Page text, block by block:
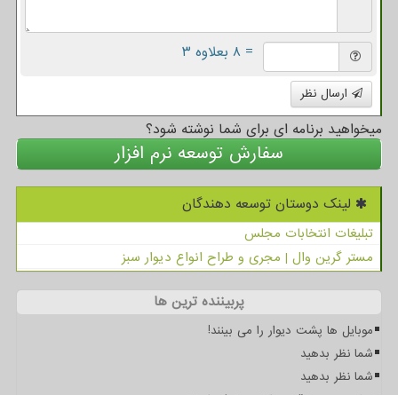
= ۸ بعلاوه ۳
ارسال نظر
میخواهید برنامه ای برای شما نوشته شود؟
سفارش توسعه نرم افزار
لینک دوستان توسعه دهندگان
تبلیغات انتخابات مجلس
مستر گرین وال | مجری و طراح انواع دیوار سبز
پربیننده ترین ها
موبایل ها پشت دیوار را می بینند!
شما نظر بدهید
شما نظر بدهید